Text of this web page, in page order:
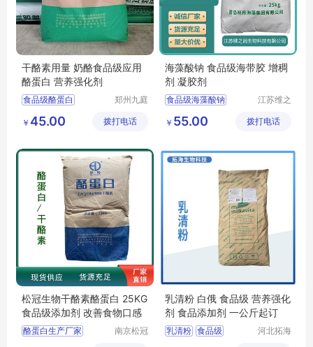
干酪素用量 奶酪食品级应用
酪蛋白 营养强化剂
食品级酪蛋白
酪蛋白厂家
郑州九庭
有限公司
￥ 45.00 拨打电话
海藻酸钠 食品级海带胶 增稠
剂 凝胶剂
食品级海藻酸钠
海藻酸钠厂家
江苏维之
技有限公
￥ 55.00 拨打电话
松冠生物干酪素酪蛋白 25KG
食品级添加剂 改善食物口感
酪蛋白生产厂家
南京松冠
乳清粉 白俄 食品级 营养强化
剂 食品添加剂 一公斤起订
乳清粉 食品级
河北拓海